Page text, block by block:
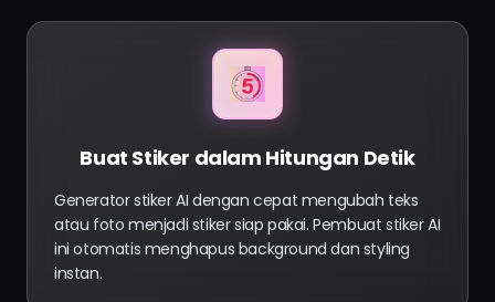
Buat Stiker dalam Hitungan Detik
Generator stiker AI dengan cepat mengubah teks
atau foto menjadi stiker siap pakai. Pembuat stiker AI
ini otomatis menghapus background dan styling
instan.